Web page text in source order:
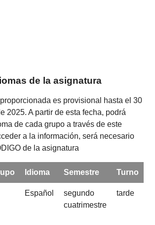
de la asignatura
es provisional hasta el 30
2025. A partir de esta fecha, podrá
de cada grupo a través de este
a la información, será necesario
de la asignatura
Idioma Semestre Turno
Español
segundo
cuatrimestre
tarde